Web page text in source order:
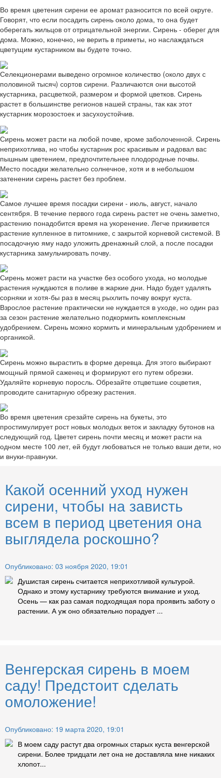
Во время цветения сирени ее аромат разносится по всей округе.
Говорят, что если посадить сирень около дома, то она будет
оберегать жильцов от отрицательной энергии. Сирень - оберег для
дома. Можно, конечно, не верить в приметы, но наслаждаться
цветущим кустарником вы будете точно.
Селекционерами выведено огромное количество (около двух с
половиной тысяч) сортов сирени. Различаются они высотой
кустарника, расцветкой, размером и формой цветков. Сирень
растет в большинстве регионов нашей страны, так как этот
кустарник морозостоек и засухоустойчив.
Сирень может расти на любой почве, кроме заболоченной. Сирень
неприхотлива, но чтобы кустарник рос красивым и радовал вас
пышным цветением, предпочтительнее плодородные почвы.
Место посадки желательно солнечное, хотя и в небольшом
затенении сирень растет без проблем.
Самое лучшее время посадки сирени - июль, август, начало
сентября. В течение первого года сирень растет не очень заметно,
растению понадобится время на укоренение. Легче приживется
растение купленное в питомнике, с закрытой корневой системой. В
посадочную яму надо уложить дренажный слой, а после посадки
кустарника замульчировать почву.
Сирень может расти на участке без особого ухода, но молодые
растения нуждаются в поливе в жаркие дни. Надо будет удалять
сорняки и хотя-бы раз в месяц рыхлить почву вокруг куста.
Взрослое растение практически не нуждается в уходе, но один раз
за сезон растение желательно подкормить комплексным
удобрением. Сирень можно кормить и минеральным удобрением и
органикой.
Сирень можно вырастить в форме деревца. Для этого выбирают
мощный прямой саженец и формируют его путем обрезки.
Удаляйте корневую поросль. Обрезайте отцветшие соцветия,
проводите санитарную обрезку растения.
Во время цветения срезайте сирень на букеты, это
простимулирует рост новых молодых веток и закладку бутонов на
следующий год. Цветет сирень почти месяц и может расти на
одном месте 100 лет, ей будут любоваться не только ваши дети, но
и внуки-правнуки.
Какой осенний уход нужен
сирени, чтобы на зависть
всем в период цветения она
выглядела роскошно?
Опубликовано: 03 ноября 2020, 19:01
Душистая сирень считается неприхотливой культурой.
Однако и этому кустарнику требуются внимание и уход.
Осень — как раз самая подходящая пора проявить заботу о
растении. А уж оно обязательно порадует ...
Венгерская сирень в моем
саду! Предстоит сделать
омоложение!
Опубликовано: 19 марта 2020, 19:01
В моем саду растут два огромных старых куста венгерской
сирени. Более тридцати лет она не доставляла мне никаких
хлопот...